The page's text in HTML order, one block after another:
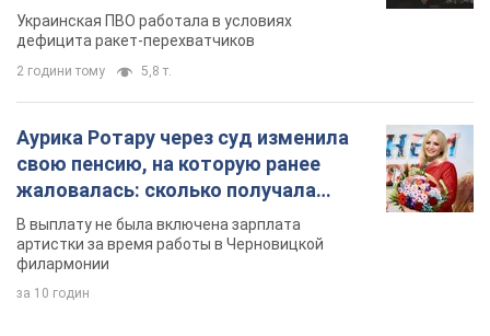
Украинская ПВО работала в условиях
дефицита ракет-перехватчиков
2 години тому 5,8 т.
Аурика Ротару через суд изменила
свою пенсию, на которую ранее
жаловалась: сколько получала
певица
В выплату не была включена зарплата
артистки за время работы в Черновицкой
филармонии
за 10 годин